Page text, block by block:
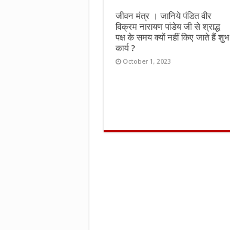
जीवन मंत्र । जानिये पंडित वीर
विक्रम नारायण पांडेय जी से श्राद्ध
पक्ष के समय क्यों नहीं किए जाते हैं शुभ
कार्य ?
October 1, 2023